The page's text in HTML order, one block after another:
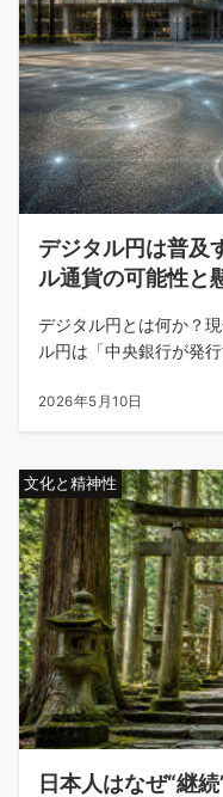
デジタル円は普及
ル通貨の可能性と
デジタル円とは何か？
ル円は「中央銀行が発
2026年5月10日
文化と精神性
日本人はなぜ“継